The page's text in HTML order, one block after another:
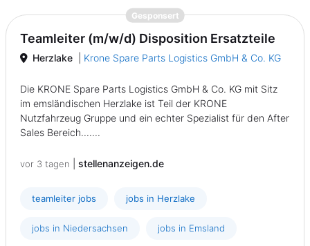
Gesponsert{prompt.job}
Teamleiter (m/w/d) Disposition Ersatzteile
Herzlake Krone Spare Parts Logistics GmbH & Co. KG
Die KRONE Spare Parts Logistics GmbH & Co. KG mit Sitz
im emsländischen Herzlake ist Teil der KRONE
Nutzfahrzeug Gruppe und ein echter Spezialist für den After
Sales Bereich.......
vor 3 tagen stellenanzeigen.de
teamleiter jobs jobs in Herzlake
jobs in Niedersachsen jobs in Emsland